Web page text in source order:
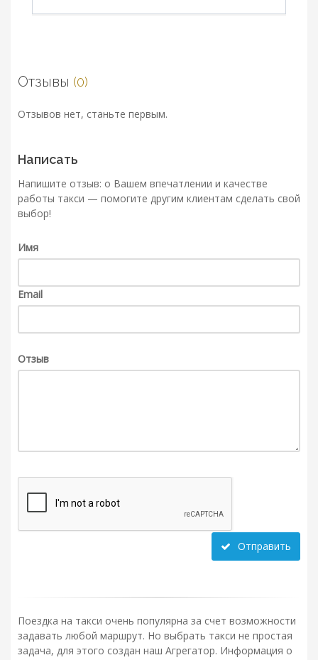
Отзывы (0)
Отзывов нет, станьте первым.
Написать
Напишите отзыв: о Вашем впечатлении и качестве
работы такси — помогите другим клиентам сделать свой
выбор!
Имя
Email
Отзыв
Отправить
Поездка на такси очень популярна за счет возможности
задавать любой маршрут. Но выбрать такси не простая
задача, для этого создан наш Агрегатор. Информация о